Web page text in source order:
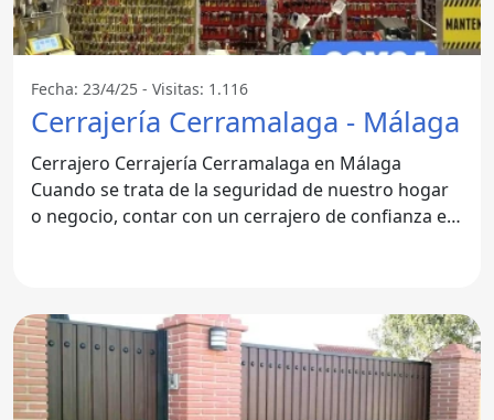
Fecha: 23/4/25 - Visitas: 1.116
Cerrajería Cerramalaga - Málaga
Cerrajero Cerrajería Cerramalaga en Málaga
Cuando se trata de la seguridad de nuestro hogar
o negocio, contar con un cerrajero de confianza es